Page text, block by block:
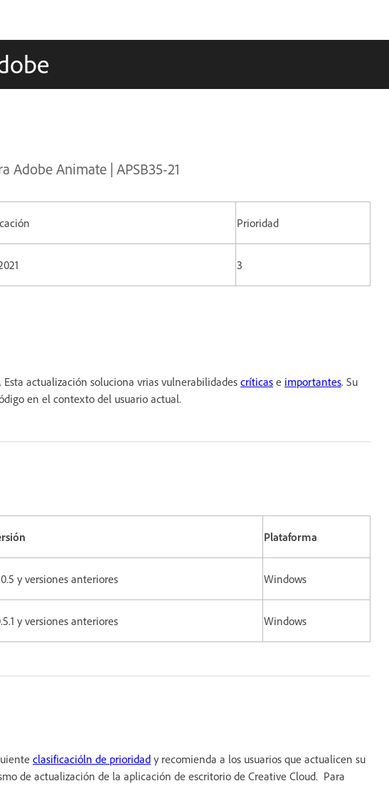
Adobe Animate | APSB35-21
Prioridad
3
actualización soluciona vrias vulnerabilidades críticas e importantes. Su
en el contexto del usuario actual.
Plataforma
y versiones anteriores Windows
y versiones anteriores Windows
clasificacióln de prioridad y recomienda a los usuarios que actualicen su
de actualización de la aplicación de escritorio de Creative Cloud. Para